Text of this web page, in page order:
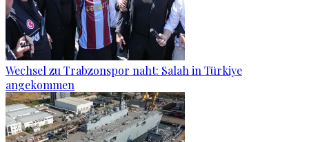
Wechsel zu Trabzonspor naht: Salah in Türkiye
angekommen